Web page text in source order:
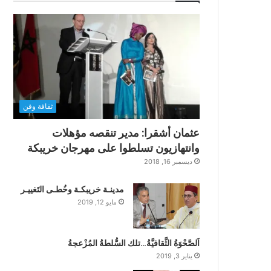
ثقافة وفن
عثمان أشقرا: مدير تنقصه مؤهلات
وانتهازيون تسلطوا على مهرجان خريبكة
ديسمبر 16, 2018
مدينـة خريبكـة وخُطـى التَغييـر
مايو 12, 2019
اَلصَّحْوَةُ الثَّقافيَّةُ…تلك السُّلطةُ المُزْعجةُ
يناير 3, 2019